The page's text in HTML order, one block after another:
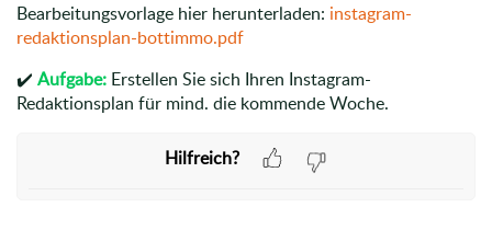
Bearbeitungsvorlage hier herunterladen: instagram-
redaktionsplan-bottimmo.pdf
✔️ Aufgabe: Erstellen Sie sich Ihren Instagram-
Redaktionsplan für mind. die kommende Woche.
Hilfreich?